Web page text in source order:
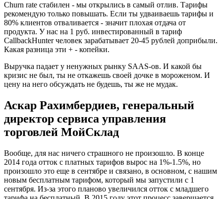
Сhurn rate стабилен - мы открылись в самый отлив. Тарифы
рекомендую только повышать. Если ты удваиваешь тарифы и
80% клиентов отваливается - значит плохая отдача от
продукта. У нас на 1 руб. инвестированный в тариф
CallbackHunter человек зарабатывает 20-45 рублей доприбыли.
Какая разница эти + - копейки.
Выручка падает у ненужных рынку SAAS-ов. И какой бы
кризис не был, ты не откажешь своей дочке в мороженом. И
цену на него обсуждать не будешь, ты же не мудак.
Аскар Рахимбердиев, генеральный
директор сервиса управления
торговлей МойСклад
Вообще, для нас ничего страшного не произошло. В конце
2014 года отток с платных тарифов вырос на 1%-1.5%, но
произошло это еще в сентябре и связано, в основном, с нашим
новым бесплатным тарифом, который мы запустили с 1
сентября. Из-за этого планово увеличился отток с младшего